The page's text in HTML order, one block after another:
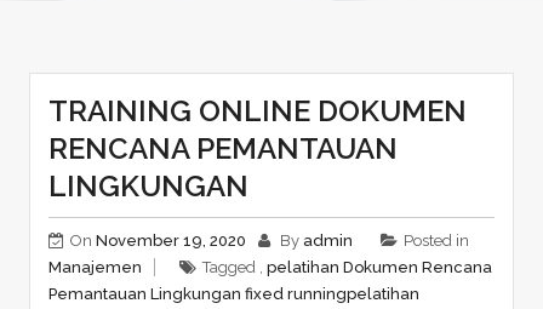
TRAINING ONLINE DOKUMEN
RENCANA PEMANTAUAN
LINGKUNGAN
On November 19, 2020 By admin
Posted in
Manajemen
Tagged , pelatihan Dokumen Rencana
Pemantauan Lingkungan fixed runningpelatihan